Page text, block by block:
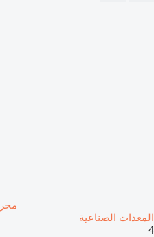
المعدات الصناعية
4